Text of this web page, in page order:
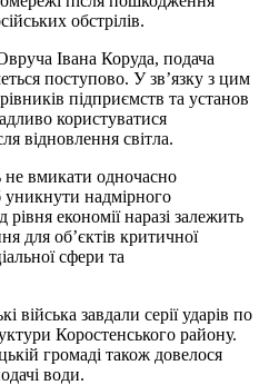
обстрілів.
Івана Коруда, подача
поступово. У зв’язку з цим
підприємств та установ
користуватися
відновлення світла.
не вмикати одночасно
надмірного
економії наразі залежить
для об’єктів критичної
сфери та
війська завдали серії ударів по
Коростенського району.
громаді також довелося
води.